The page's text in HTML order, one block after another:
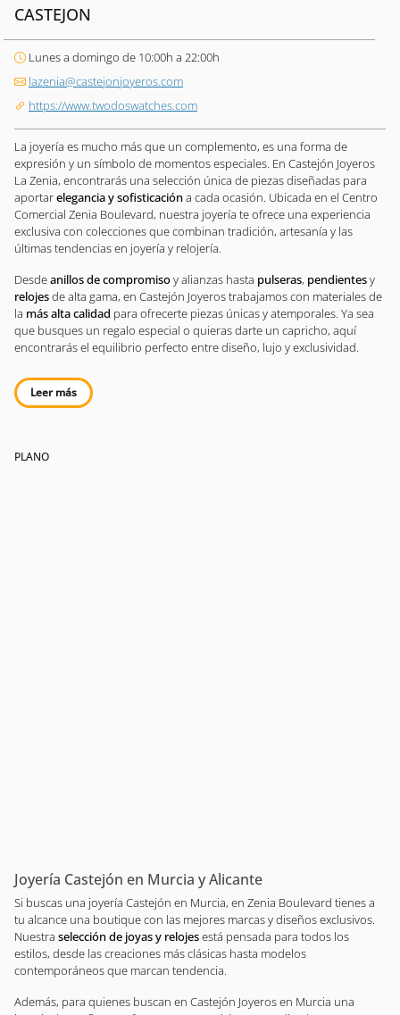
CASTEJON
Lunes a domingo de 10:00h a 22:00h
lazenia@castejonjoyeros.com
https://www.twodoswatches.com
La joyería es mucho más que un complemento, es una forma de
expresión y un símbolo de momentos especiales. En Castejón Joyeros
La Zenia, encontrarás una selección única de piezas diseñadas para
aportarelegancia y sofisticación a cada ocasión. Ubicada en el Centro
Comercial Zenia Boulevard, nuestra joyería te ofrece una experiencia
exclusiva con colecciones que combinan tradición, artesanía y las
últimas tendencias en joyería y relojería.
Desdeanillos de compromisoy alianzas hasta pulseras, pendientesy
relojesde alta gama, en Castejón Joyeros trabajamos con materiales de
la más alta calidad para ofrecerte piezas únicas y atemporales. Ya sea
que busques un regalo especial o quieras darte un capricho, aquí
encontrarás el equilibrio perfecto entre diseño, lujo y exclusividad.
Leer más
PLANO
Joyería Castejón en Murcia y Alicante
Si buscas una joyería Castejón en Murcia, en Zenia Boulevard tienes a
tu alcance una boutique con las mejores marcas y diseños exclusivos.
Nuestra selección de joyas y relojesestá pensada para todos los
estilos, desde las creaciones más clásicas hasta modelos
contemporáneos que marcan tendencia.
Además, para quienes buscan en Castejón Joyeros en Murcia una